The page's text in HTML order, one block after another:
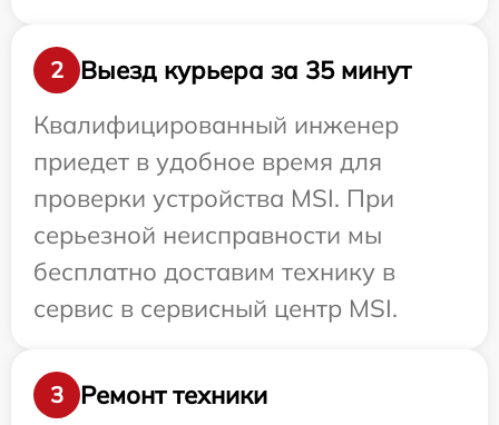
2
Выезд курьера за 35 минут
Квалифицированный инженер
приедет в удобное время для
проверки устройства MSI. При
серьезной неисправности мы
бесплатно доставим технику в
сервис в сервисный центр MSI.
3 Ремонт техники